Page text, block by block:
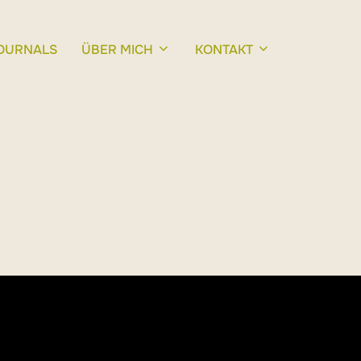
ÜBER MICH KONTAKT